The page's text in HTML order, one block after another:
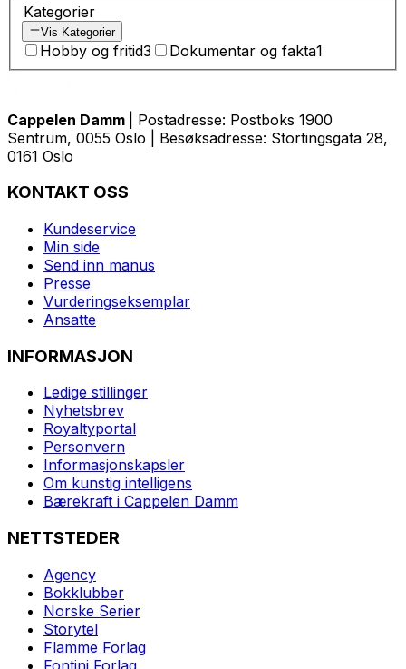
Kategorier
Vis Kategorier
Hobby og fritid3 Dokumentar og fakta1
Cappelen Damm
| Postadresse: Postboks 1900
Sentrum, 0055 Oslo | Besøksadresse: Stortingsgata 28,
0161 Oslo
KONTAKT OSS
Kundeservice
Min side
Send inn manus
Presse
Vurderingseksemplar
Ansatte
INFORMASJON
Ledige stillinger
Nyhetsbrev
Royaltyportal
Personvern
Informasjonskapsler
Om kunstig intelligens
Bærekraft i Cappelen Damm
NETTSTEDER
Agency
Bokklubber
Norske Serier
Storytel
Flamme Forlag
Fontini Forlag